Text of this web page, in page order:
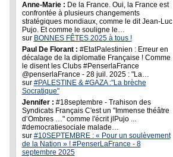
Anne-Marie : De la France. Oui, la France est
confrontée à plusieurs changements
stratégiques mondiaux, comme le dit Jean-Luc
Pujo. Et comme le souligne le…
sur BONNES FÊTES 2025 à tous !
Paul De Florant : #EtatPalestinien : Erreur en
décalage de la diplomatie Française ! Comme
le disent les Clubs #PenserlaFrance
@penserlaFrance - 28 juil. 2025 : "La…
sur #PALESTINE & #GAZA :"La brèche
Socratique"
Jennifer : #18septembre - Trahison des
Syndicats Français C'est un "Immense théâtre
d’Ombres …" comme l'écrit jlPujo ...
#democratiesociale malade…
sur #10SEPTEMBRE : « Pour un soulèvement
de la Nation » ! #PenserLaFrance - 8
septembre 2025